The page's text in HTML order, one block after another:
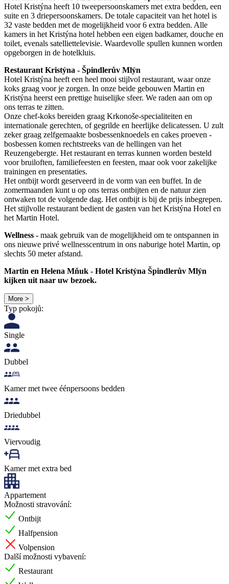
Hotel Kristýna heeft 10 tweepersoonskamers met extra bedden, een
suite en 3 driepersoonskamers. De totale capaciteit van het hotel is
32 vaste bedden met de mogelijkheid voor 6 extra bedden. Alle
kamers in het Kristýna hotel hebben een eigen badkamer, douche en
toilet, evenals satelliettelevisie. Waardevolle spullen kunnen worden
opgeborgen in de hotelkluis.
Restaurant Kristýna - Špindlerův Mlýn
Hotel Kristýna heeft een heel mooi stijlvol restaurant, waar onze
koks graag voor je zorgen. In onze beide gebouwen Martin en
Kristýna heerst een prettige huiselijke sfeer. We raden aan om op
ons terras te zitten.
Onze chef-koks bereiden graag Krkonoše-specialiteiten en
internationale gerechten, of gegrilde en heerlijke delicatessen. U zult
zeker graag zelfgemaakte bosbessenknoedels en cakes proeven -
bosbessen komen rechtstreeks van de hellingen van het
Reuzengebergte. Het restaurant en terras kunnen worden besteld
voor bruiloften, familiefeesten en feesten, maar ook voor zakelijke
trainingen en presentaties.
Het ontbijt wordt geserveerd in de vorm van een buffet. In de
zomermaanden kunt u op ons terras ontbijten en de natuur zien
ontwaken tot de volgende dag. Het ontbijt is bij de prijs inbegrepen.
Het stijlvolle restaurant bedient de gasten van het Kristýna Hotel en
het Martin Hotel.
Wellness - maak gebruik van de mogelijkheid om te ontspannen in
ons nieuwe privé wellnesscentrum in ons naburige hotel Martin, op
slechts 50 meter afstand.
Martin en Helena Mňuk - Hotel Kristýna Špindlerův Mlýn
kijken uit naar uw bezoek.
More >
Typ pokojů:
Single
Dubbel
Kamer met twee éénpersoons bedden
Driedubbel
Viervoudig
Kamer met extra bed
Appartement
Možnosti stravování:
Ontbijt
Halfpension
Volpension
Další možnosti vybavení:
Restaurant